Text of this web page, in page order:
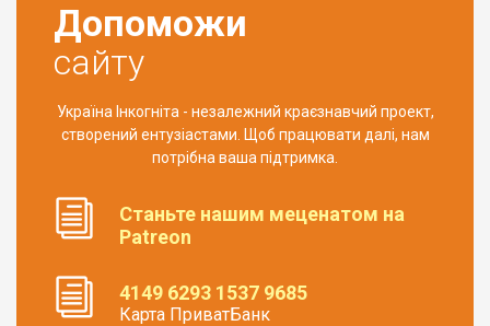
Допоможи
сайту
Україна Інкогніта - незалежний краєзнавчий проект,
створений ентузіастами. Щоб працювати далі, нам
потрібна ваша підтримка.
Станьте нашим меценатом на
Patreon
4149 6293 1537 9685
Карта ПриватБанк